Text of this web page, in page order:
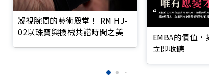
凝視腕間的藝術殿堂！ RM HJ-
02以珠寶與機械共譜時間之美
EMBA的價值，
立即收聽